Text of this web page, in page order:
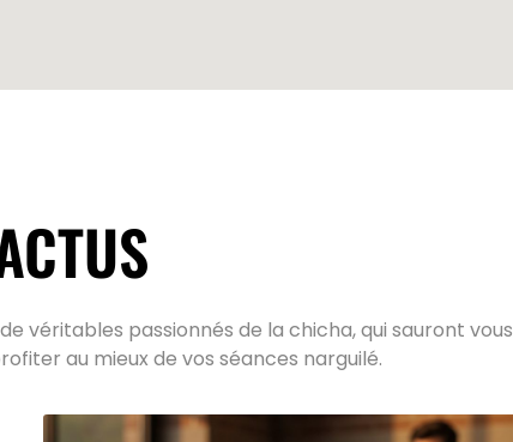
véritables passionnés de la chicha, qui sauront vous
au mieux de vos séances narguilé.